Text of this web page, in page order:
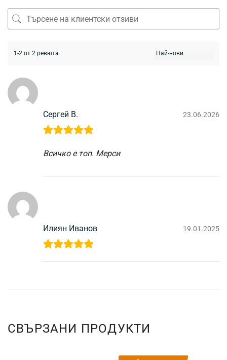
1-2 от 2 ревюта
Сергей В. 23.06.2026
Всичко е топ. Мерси
Илиян Иванов 19.01.2025
СВЪРЗАНИ ПРОДУКТИ